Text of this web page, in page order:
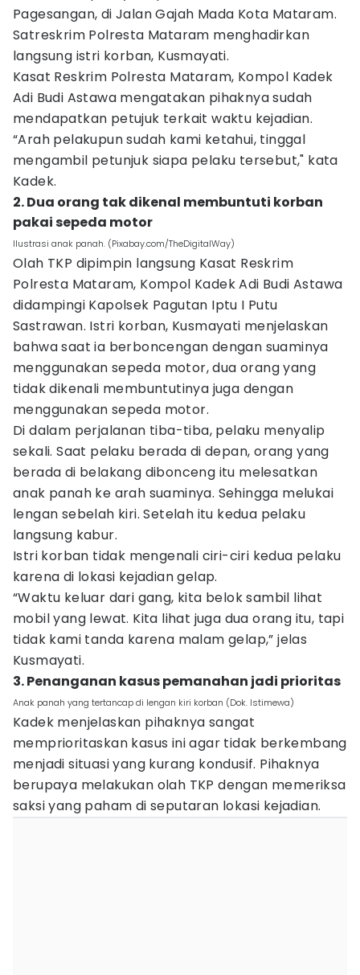
Pagesangan, di Jalan Gajah Mada Kota Mataram.
Satreskrim Polresta Mataram menghadirkan
langsung istri korban, Kusmayati.
Kasat Reskrim Polresta Mataram, Kompol Kadek
Adi Budi Astawa mengatakan pihaknya sudah
mendapatkan petujuk terkait waktu kejadian.
“Arah pelakupun sudah kami ketahui, tinggal
mengambil petunjuk siapa pelaku tersebut," kata
Kadek.
2. Dua orang tak dikenal membuntuti korban
pakai sepeda motor
Ilustrasi anak panah. (Pixabay.com/TheDigitalWay)
Olah TKP dipimpin langsung Kasat Reskrim
Polresta Mataram, Kompol Kadek Adi Budi Astawa
didampingi Kapolsek Pagutan Iptu I Putu
Sastrawan. Istri korban, Kusmayati menjelaskan
bahwa saat ia berboncengan dengan suaminya
menggunakan sepeda motor, dua orang yang
tidak dikenali membuntutinya juga dengan
menggunakan sepeda motor.
Di dalam perjalanan tiba-tiba, pelaku menyalip
sekali. Saat pelaku berada di depan, orang yang
berada di belakang dibonceng itu melesatkan
anak panah ke arah suaminya. Sehingga melukai
lengan sebelah kiri. Setelah itu kedua pelaku
langsung kabur.
Istri korban tidak mengenali ciri-ciri kedua pelaku
karena di lokasi kejadian gelap.
“Waktu keluar dari gang, kita belok sambil lihat
mobil yang lewat. Kita lihat juga dua orang itu, tapi
tidak kami tanda karena malam gelap,” jelas
Kusmayati.
3. Penanganan kasus pemanahan jadi prioritas
Anak panah yang tertancap di lengan kiri korban (Dok. Istimewa)
Kadek menjelaskan pihaknya sangat
memprioritaskan kasus ini agar tidak berkembang
menjadi situasi yang kurang kondusif. Pihaknya
berupaya melakukan olah TKP dengan memeriksa
saksi yang paham di seputaran lokasi kejadian.